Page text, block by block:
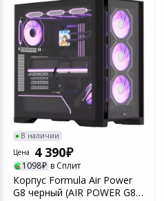
В наличии
Цена
4 390
1098 в Сплит
Корпус Formula Air Power
G8 черный (AIR POWER G8